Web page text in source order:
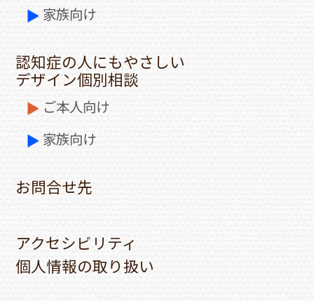
家族向け
認知症の人にもやさしい
デザイン個別相談
ご本人向け
家族向け
お問合せ先
アクセシビリティ
個人情報の取り扱い